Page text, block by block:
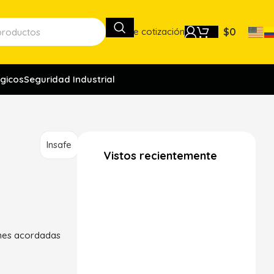
Lista de cotización $0
Seguridad Industrial
Insafe
acordadas
Vistos recientemente